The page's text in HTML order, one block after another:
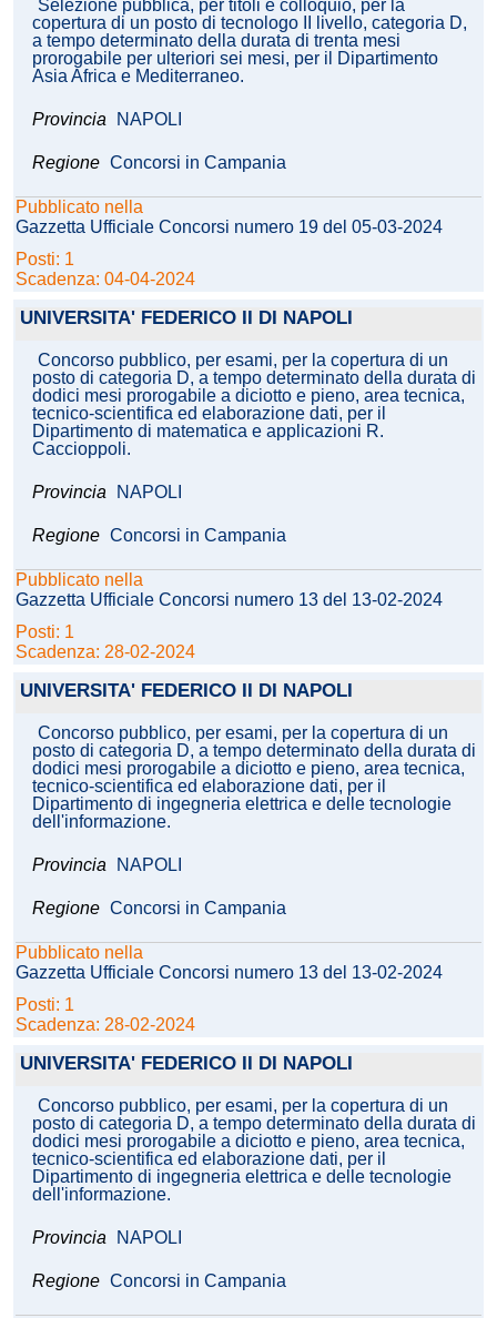
Selezione pubblica, per titoli e colloquio, per la
copertura di un posto di tecnologo II livello, categoria D,
a tempo determinato della durata di trenta mesi
prorogabile per ulteriori sei mesi, per il Dipartimento
Asia Africa e Mediterraneo.
Provincia NAPOLI
Regione Concorsi in Campania
Pubblicato nella
Gazzetta Ufficiale Concorsi numero 19 del 05-03-2024
Posti: 1
Scadenza: 04-04-2024
UNIVERSITA' FEDERICO II DI NAPOLI
Concorso pubblico, per esami, per la copertura di un
posto di categoria D, a tempo determinato della durata di
dodici mesi prorogabile a diciotto e pieno, area tecnica,
tecnico-scientifica ed elaborazione dati, per il
Dipartimento di matematica e applicazioni R.
Caccioppoli.
Provincia NAPOLI
Regione Concorsi in Campania
Pubblicato nella
Gazzetta Ufficiale Concorsi numero 13 del 13-02-2024
Posti: 1
Scadenza: 28-02-2024
UNIVERSITA' FEDERICO II DI NAPOLI
Concorso pubblico, per esami, per la copertura di un
posto di categoria D, a tempo determinato della durata di
dodici mesi prorogabile a diciotto e pieno, area tecnica,
tecnico-scientifica ed elaborazione dati, per il
Dipartimento di ingegneria elettrica e delle tecnologie
dell'informazione.
Provincia NAPOLI
Regione Concorsi in Campania
Pubblicato nella
Gazzetta Ufficiale Concorsi numero 13 del 13-02-2024
Posti: 1
Scadenza: 28-02-2024
UNIVERSITA' FEDERICO II DI NAPOLI
Concorso pubblico, per esami, per la copertura di un
posto di categoria D, a tempo determinato della durata di
dodici mesi prorogabile a diciotto e pieno, area tecnica,
tecnico-scientifica ed elaborazione dati, per il
Dipartimento di ingegneria elettrica e delle tecnologie
dell'informazione.
Provincia NAPOLI
Regione Concorsi in Campania